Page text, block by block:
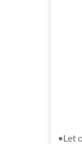
•Let